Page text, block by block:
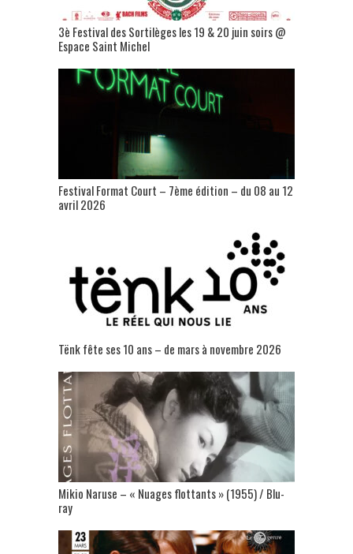
3è Festival des Sortilèges les 19 & 20 juin soirs @
Espace Saint Michel
Festival Format Court – 7ème édition – du 08 au 12
avril 2026
Tënk fête ses 10 ans – de mars à novembre 2026
Mikio Naruse – « Nuages flottants » (1955) / Blu-
ray